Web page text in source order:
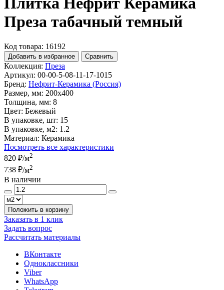
Преза табачный темный
Код товара: 16192
Добавить в избранное Сравнить
Коллекция: Преза
Артикул: 00-00-5-08-11-17-1015
Бренд: Нефрит-Керамика (Россия)
Размер, мм: 200x400
Толщина, мм: 8
Цвет: Бежевый
В упаковке, шт: 15
В упаковке, м2: 1.2
Материал: Керамика
Посмотреть все характеристики
820 ₽/м2
738 ₽/м2
В наличии
Положить в корзину
Заказать в 1 клик
Задать вопрос
Рассчитать материалы
ВКонтакте
Одноклассники
Viber
WhatsApp